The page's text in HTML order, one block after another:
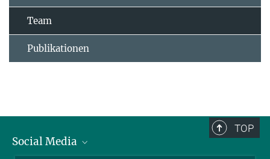
Team
Publikationen
TOP
Social Media